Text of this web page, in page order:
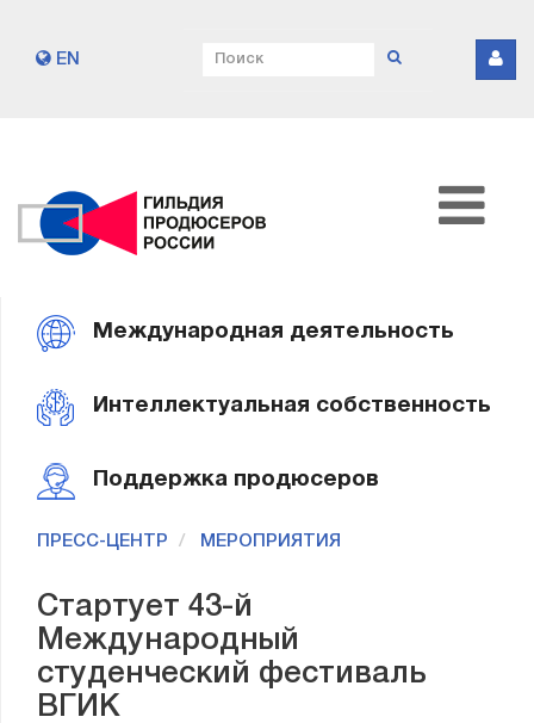
EN
Международная деятельность
Интеллектуальная собственность
Поддержка продюсеров
ПРЕСС-ЦЕНТР МЕРОПРИЯТИЯ
Стартует 43-й
Международный
студенческий фестиваль
ВГИК